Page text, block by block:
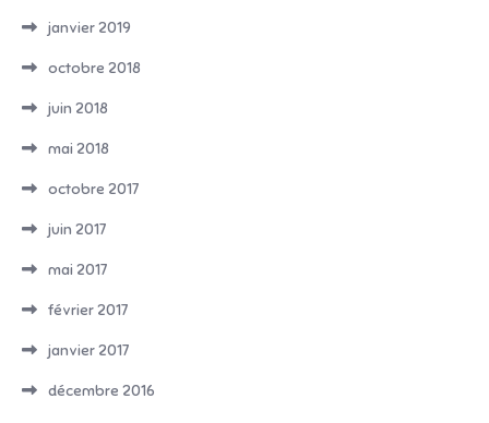
janvier 2019
octobre 2018
juin 2018
mai 2018
octobre 2017
juin 2017
mai 2017
février 2017
janvier 2017
décembre 2016